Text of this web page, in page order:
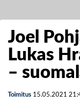
Joel
Lukas
–
Toimitus 15.05.2021